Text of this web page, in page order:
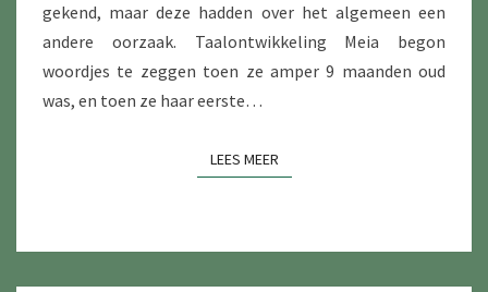
gekend, maar deze hadden over het algemeen een
andere oorzaak. Taalontwikkeling Meia begon
woordjes te zeggen toen ze amper 9 maanden oud
was, en toen ze haar eerste…
LEES MEERLEES MEER